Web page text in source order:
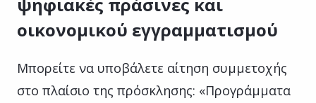
οικονομικού εγγραμματισμού
Μπορείτε να υποβάλετε αίτηση συμμετοχής
στο πλαίσιο της πρόσκλησης: «Προγράμματα